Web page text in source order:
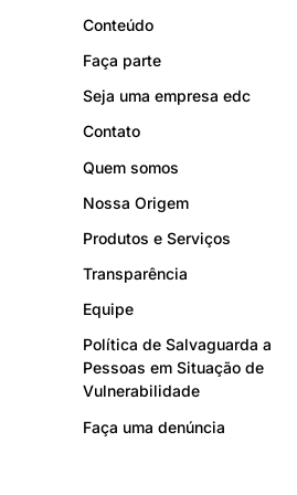
Conteúdo
Faça parte
Seja uma empresa edc
Contato
Quem somos
Nossa Origem
Produtos e Serviços
Transparência
Equipe
Política de Salvaguarda a
Pessoas em Situação de
Vulnerabilidade
Faça uma denúncia